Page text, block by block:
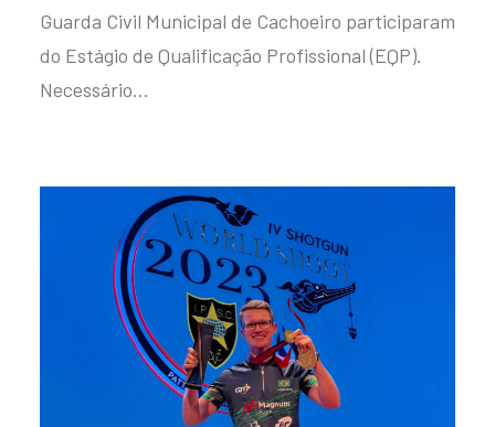
Guarda Civil Municipal de Cachoeiro participaram
do Estágio de Qualificação Profissional (EQP).
Necessário…